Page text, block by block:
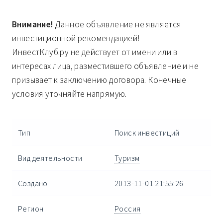
Внимание! Данное объявление не является
инвестиционной рекомендацией!
ИнвестКлуб.ру не действует от имени или в
интересах лица, разместившего объявление и не
призывает к заключению договора. Конечные
условия уточняйте напрямую.
Тип Поиск инвестиций
Вид деятельности Туризм
Создано 2013-11-01 21:55:26
Регион Россия